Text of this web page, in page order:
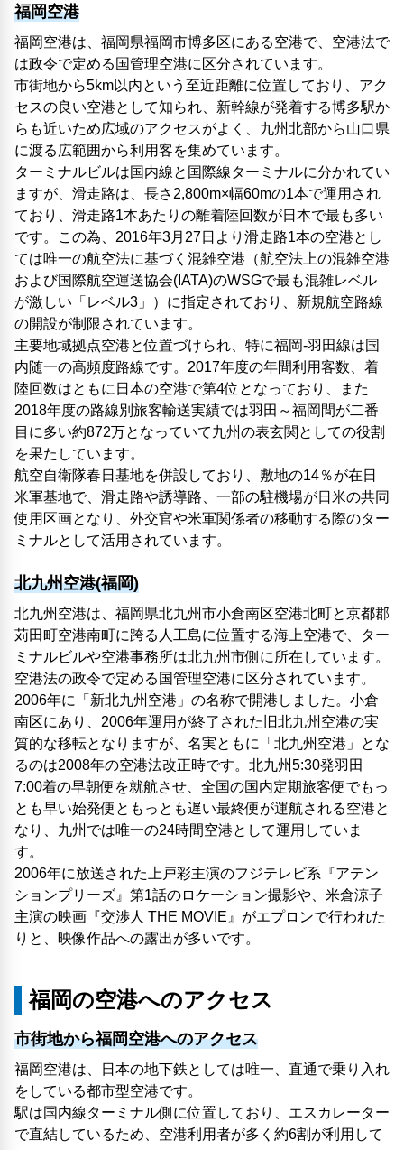
福岡空港
福岡空港は、福岡県福岡市博多区にある空港で、空港法で
は政令で定める国管理空港に区分されています。
市街地から5km以内という至近距離に位置しており、アク
セスの良い空港として知られ、新幹線が発着する博多駅か
らも近いため広域のアクセスがよく、九州北部から山口県
に渡る広範囲から利用客を集めています。
ターミナルビルは国内線と国際線ターミナルに分かれてい
ますが、滑走路は、長さ2,800m×幅60mの1本で運用され
ており、滑走路1本あたりの離着陸回数が日本で最も多い
です。この為、2016年3月27日より滑走路1本の空港とし
ては唯一の航空法に基づく混雑空港（航空法上の混雑空港
および国際航空運送協会(IATA)のWSGで最も混雑レベル
が激しい「レベル3」）に指定されており、新規航空路線
の開設が制限されています。
主要地域拠点空港と位置づけられ、特に福岡-羽田線は国
内随一の高頻度路線です。2017年度の年間利用客数、着
陸回数はともに日本の空港で第4位となっており、また
2018年度の路線別旅客輸送実績では羽田～福岡間が二番
目に多い約872万となっていて九州の表玄関としての役割
を果たしています。
航空自衛隊春日基地を併設しており、敷地の14％が在日
米軍基地で、滑走路や誘導路、一部の駐機場が日米の共同
使用区画となり、外交官や米軍関係者の移動する際のター
ミナルとして活用されています。
北九州空港(福岡)
北九州空港は、福岡県北九州市小倉南区空港北町と京都郡
苅田町空港南町に跨る人工島に位置する海上空港で、ター
ミナルビルや空港事務所は北九州市側に所在しています。
空港法の政令で定める国管理空港に区分されています。
2006年に「新北九州空港」の名称で開港しました。小倉
南区にあり、2006年運用が終了された旧北九州空港の実
質的な移転となりますが、名実ともに「北九州空港」とな
るのは2008年の空港法改正時です。北九州5:30発羽田
7:00着の早朝便を就航させ、全国の国内定期旅客便でもっ
とも早い始発便ともっとも遅い最終便が運航される空港と
なり、九州では唯一の24時間空港として運用していま
す。
2006年に放送された上戸彩主演のフジテレビ系『アテン
ションプリーズ』第1話のロケーション撮影や、米倉涼子
主演の映画『交渉人 THE MOVIE』がエプロンで行われた
りと、映像作品への露出が多いです。
福岡の空港へのアクセス
市街地から福岡空港へのアクセス
福岡空港は、日本の地下鉄としては唯一、直通で乗り入れ
をしている都市型空港です。
駅は国内線ターミナル側に位置しており、エスカレーター
で直結しているため、空港利用者が多く約6割が利用して